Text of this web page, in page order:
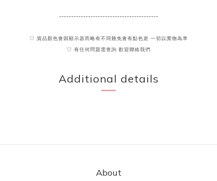
-----------------------------------------
♡ 貨品顏色會因顯示器而略有不同難免會有點色差 一切以實物為準
♡ 有任何問題需查詢 歡迎聯絡我們
Additional details
About